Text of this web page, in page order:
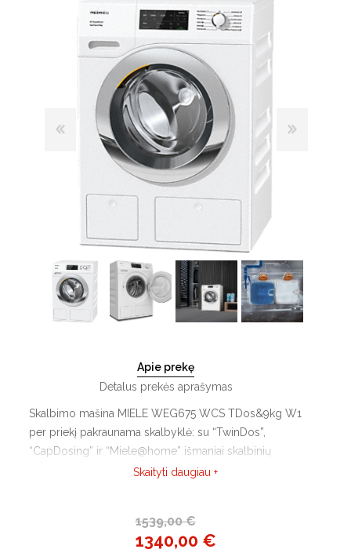
Apie prekę
Detalus prekės aprašymas
Skalbimo mašina MIELE WEG675 WCS TDos&9kg W1
per priekį pakraunama skalbyklė: su “TwinDos”,
“CapDosing” ir “Miele@home” išmaniai skalbinių
Skaityti daugiau +
1539,00 €
1340,00 €